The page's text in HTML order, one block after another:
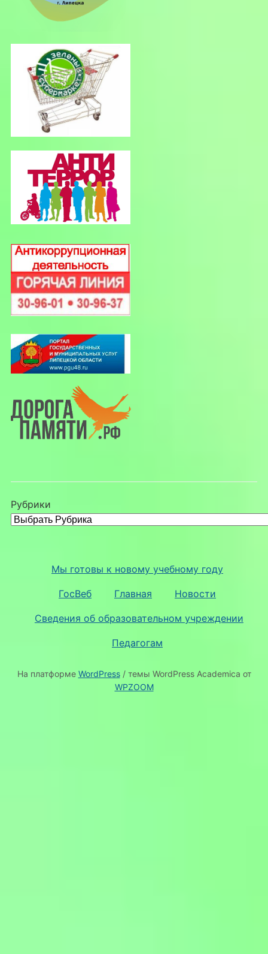
Рубрики
Мы готовы к новому учебному году
ГосВеб Главная Новости
Сведения об образовательном учреждении
Педагогам
На платформе WordPress/ темы WordPress Academica от
WPZOOM